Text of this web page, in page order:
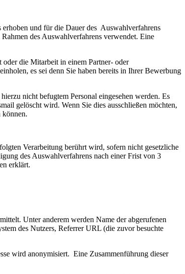
erhoben und für die Dauer des Auswahlverfahrens
des Auswahlverfahrens verwendet. Eine
die Mitarbeit in einem Partner- oder
es sei denn Sie haben bereits in Ihrer Bewerbung
nicht befugtem Personal eingesehen werden. Es
gelöscht wird. Wenn Sie dies ausschließen möchten,
können.
Verarbeitung berührt wird, sofern nicht gesetzliche
des Auswahlverfahrens nach einer Frist von 3
erklärt.
Unter anderem werden Name der abgerufenen
des Nutzers, Referrer URL (die zuvor besuchte
wird anonymisiert. Eine Zusammenführung dieser